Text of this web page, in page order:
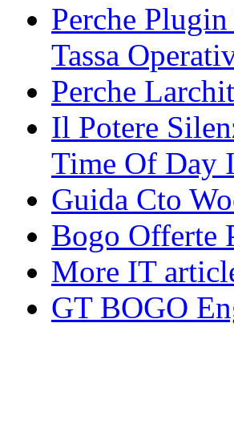
Perche
Tassa
Perche
Il Potere
Time Of Day
Guida Cto
Bogo Offerte
More IT
GT BOGO